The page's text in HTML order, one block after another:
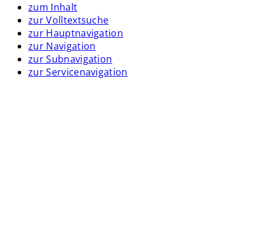
zum Inhalt
zur Volltextsuche
zur Hauptnavigation
zur Navigation
zur Subnavigation
zur Servicenavigation